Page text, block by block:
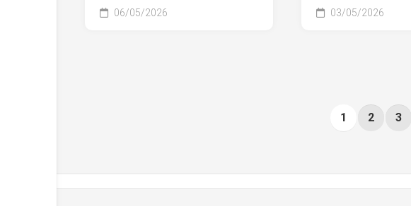
06/05/2026 03/05/2026
1 2 3